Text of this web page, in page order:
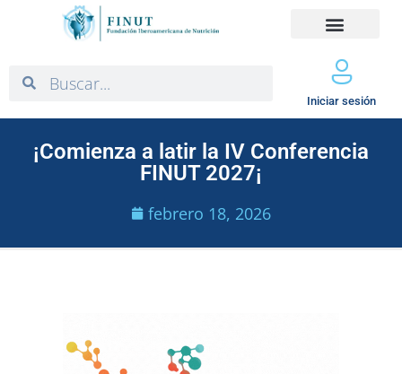
Iniciar sesión
¡Comienza a latir la IV Conferencia
FINUT 2027¡
febrero 18, 2026